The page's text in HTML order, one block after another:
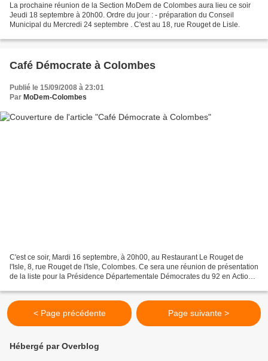
La prochaine réunion de la Section MoDem de Colombes aura lieu ce soir
Jeudi 18 septembre à 20h00. Ordre du jour : - préparation du Conseil
Municipal du Mercredi 24 septembre . C'est au 18, rue Rouget de Lisle.
Café Démocrate à Colombes
Publié le 15/09/2008 à 23:01
Par MoDem-Colombes
C'est ce soir, Mardi 16 septembre, à 20h00, au Restaurant Le Rouget de
l'Isle, 8, rue Rouget de l'Isle, Colombes. Ce sera une réunion de présentation
de la liste pour la Présidence Départementale Démocrates du 92 en Action
< Page précédente Page suivante >
Hébergé par Overblog